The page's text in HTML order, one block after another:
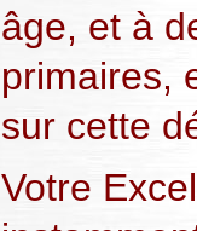
âge, et à
primaires,
sur cette
Votre